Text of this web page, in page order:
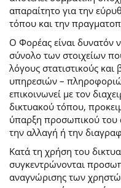
απαραίτητο για την
τόπου και την
Ο Φορέας είναι δυνατόν
σύνολο των στοιχείων
λόγους στατιστικούς
υπηρεσιών –
επικοινωνεί με τον
δικτυακού τόπου,
ύπαρξη προσωπικού του
την αλλαγή ή την
Κατά τη χρήση του
συγκεντρώνονται
αναγνώρισης των